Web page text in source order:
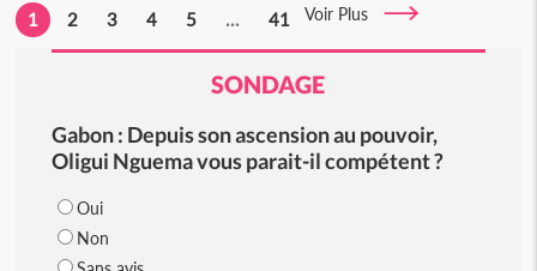
1 2 3 4 5 ... 41 Voir Plus
SONDAGE
Gabon : Depuis son ascension au pouvoir,
Oligui Nguema vous parait-il compétent ?
Oui
Non